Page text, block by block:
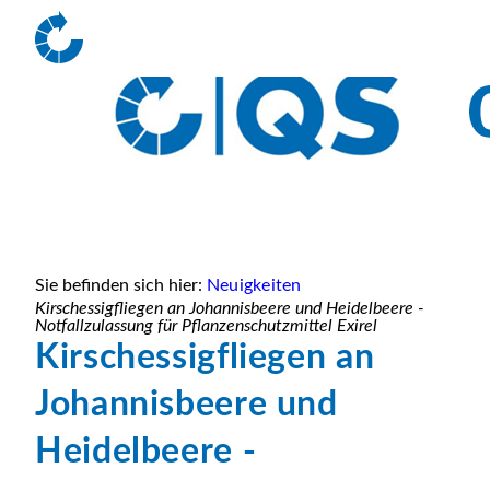
Sie befinden sich hier: Neuigkeiten
Kirschessigfliegen an Johannisbeere und Heidelbeere -
Notfallzulassung für Pflanzenschutzmittel Exirel
Kirschessigfliegen an
Johannisbeere und
Heidelbeere -